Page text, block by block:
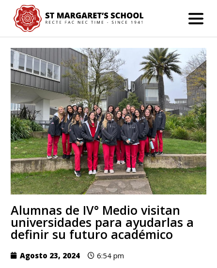
Alumnas de IV° Medio visitan
universidades para ayudarlas a
definir su futuro académico
Agosto 23, 2024 6:54 pm